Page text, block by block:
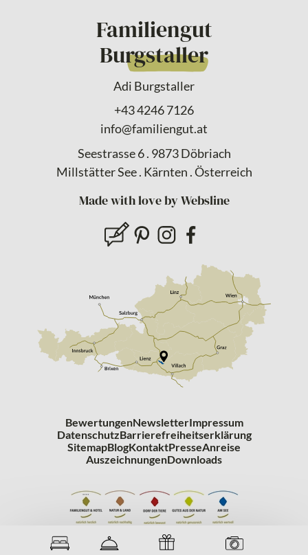
Familiengut
Burgstaller
Adi Burgstaller
+43 4246 7126
info@familiengut.at
Seestrasse 6 . 9873 Döbriach
Millstätter See . Kärnten . Österreich
Made with love by Websline
BewertungenNewsletterImpressum
DatenschutzBarrierefreiheitserklärung
SitemapBlogKontaktPresseAnreise
AuszeichnungenDownloads